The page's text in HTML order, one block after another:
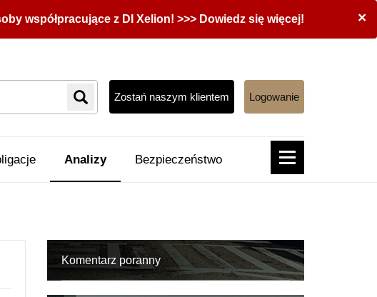
×
współpracujące z DI Xelion! >>> Dowiedz się więcej!
Zostań naszym klientem Logowanie
Analizy Bezpieczeństwo
Komentarz poranny